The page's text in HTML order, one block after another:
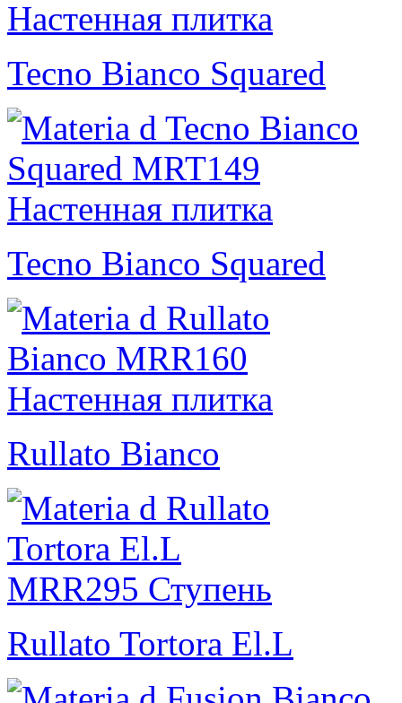
Tecno Bianco Squared
Tecno Bianco Squared
Rullato Bianco
Rullato Tortora El.L